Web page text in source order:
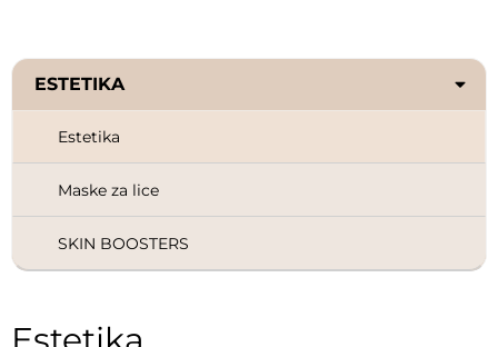
ESTETIKA
Estetika
Maske za lice
SKIN BOOSTERS